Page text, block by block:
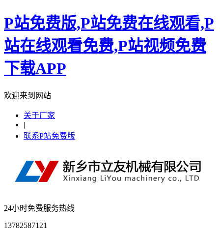
P站免费版,P站免费在线观看,P
站在线观看免费,P站视频免费
下载APP
欢迎来到网站
关于厂家
|
联系P站免费版
24小时免费服务热线
13782587121